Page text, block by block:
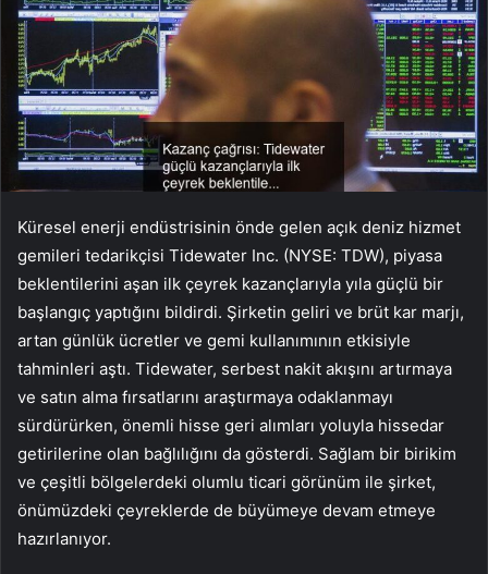
Küresel enerji endüstrisinin önde gelen açık deniz hizmet
gemileri tedarikçisi Tidewater Inc. (NYSE: TDW), piyasa
beklentilerini aşan ilk çeyrek kazançlarıyla yıla güçlü bir
başlangıç yaptığını bildirdi. Şirketin geliri ve brüt kar marjı,
artan günlük ücretler ve gemi kullanımının etkisiyle
tahminleri aştı. Tidewater, serbest nakit akışını artırmaya
ve satın alma fırsatlarını araştırmaya odaklanmayı
sürdürürken, önemli hisse geri alımları yoluyla hissedar
getirilerine olan bağlılığını da gösterdi. Sağlam bir birikim
ve çeşitli bölgelerdeki olumlu ticari görünüm ile şirket,
önümüzdeki çeyreklerde de büyümeye devam etmeye
hazırlanıyor.